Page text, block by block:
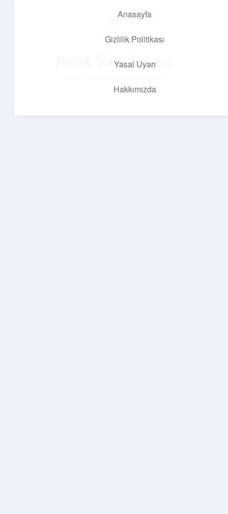
Anasayfa
Gizlilik Politikası
Yasal Uyarı
Hakkımızda
Parlak Fikir Dünyası